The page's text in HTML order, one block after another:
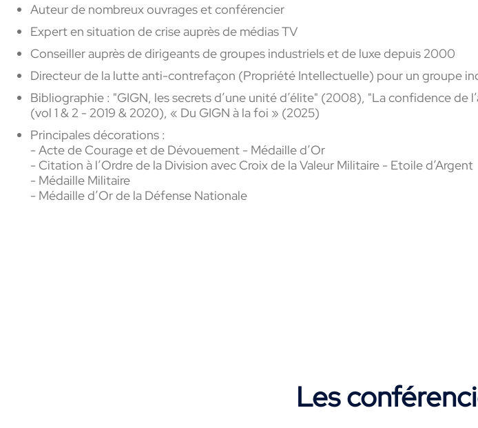
Auteur de nombreux ouvrages et conférencier
Expert en situation de crise auprès de médias TV
Conseiller auprès de dirigeants de groupes industriels et de luxe depuis 2000
Directeur de la lutte anti-contrefaçon (Propriété Intellectuelle) pour un groupe
Bibliographie : "GIGN, les secrets d’une unité d’élite" (2008), "La confidence de
(vol 1 & 2 - 2019 & 2020), « Du GIGN à la foi » (2025)
Principales décorations :
- Acte de Courage et de Dévouement - Médaille d’Or
- Citation à l’Ordre de la Division avec Croix de la Valeur Militaire - Etoile d’Argent
- Médaille Militaire
- Médaille d’Or de la Défense Nationale
Les